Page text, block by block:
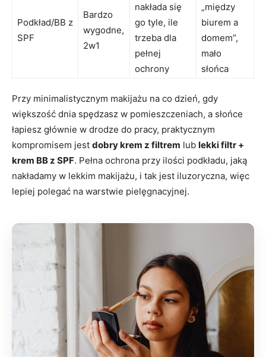
Podkład/BB z
SPF
Bardzo
wygodne,
2w1
nakłada się
go tyle, ile
trzeba dla
pełnej
ochrony
„między
biurem a
domem”,
mało
słońca
Przy minimalistycznym makijażu na co dzień, gdy
większość dnia spędzasz w pomieszczeniach, a słońce
łapiesz głównie w drodze do pracy, praktycznym
kompromisem jest dobry krem z filtrem lub lekki filtr +
krem BB z SPF. Pełna ochrona przy ilości podkładu, jaką
nakładamy w lekkim makijażu, i tak jest iluzoryczna, więc
lepiej polegać na warstwie pielęgnacyjnej.